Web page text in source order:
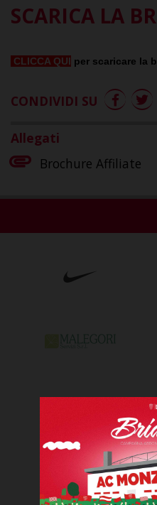
SCARICA LA
CLICCA QUI per scaricare la
CONDIVIDI SU
Allegati
Brochure Affiliate